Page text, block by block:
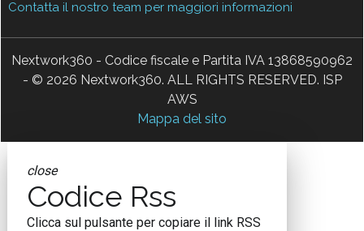
Contatta il nostro team per maggiori informazioni
Nextwork360 - Codice fiscale e Partita IVA 13868590962
- © 2026 Nextwork360. ALL RIGHTS RESERVED. ISP
AWS
Mappa del sito
close
Codice Rss
Clicca sul pulsante per copiare il link RSS